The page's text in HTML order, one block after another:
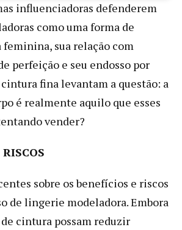
influenciadoras defenderem
como uma forma de
feminina, sua relação com
perfeição e seu endosso por
fina levantam a questão: a
é realmente aquilo que esses
vender?
sobre os benefícios e riscos
de lingerie modeladora. Embora
cintura possam reduzir